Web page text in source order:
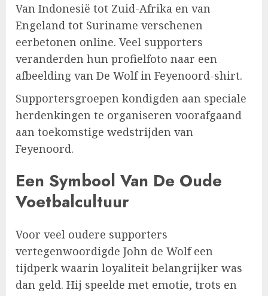
Van Indonesië tot Zuid-Afrika en van
Engeland tot Suriname verschenen
eerbetonen online. Veel supporters
veranderden hun profielfoto naar een
afbeelding van De Wolf in Feyenoord-shirt.
Supportersgroepen kondigden aan speciale
herdenkingen te organiseren voorafgaand
aan toekomstige wedstrijden van
Feyenoord.
Een Symbool Van De Oude
Voetbalcultuur
Voor veel oudere supporters
vertegenwoordigde John de Wolf een
tijdperk waarin loyaliteit belangrijker was
dan geld. Hij speelde met emotie, trots en